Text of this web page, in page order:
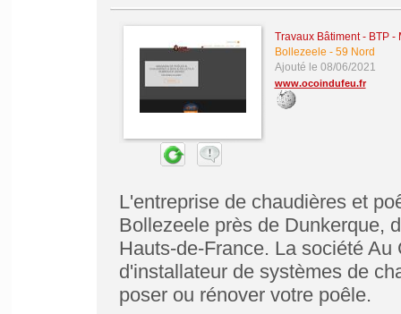
Travaux Bâtiment - BTP
Bollezeele - 59 Nord
Ajouté le 08/06/2021
www.ocoindufeu.fr
L'entreprise de chaudières et
Bollezeele près de Dunkerque,
Hauts-de-France. La société
d'installateur de systèmes de
poser ou rénover votre poêle.